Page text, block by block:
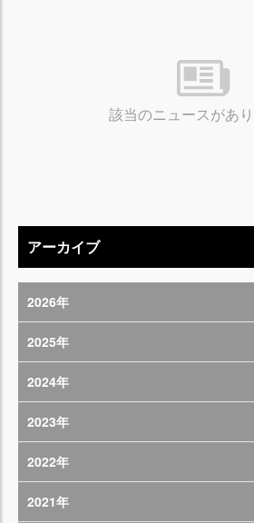
該当のニュースがあ
アーカイブ
2026年
2025年
2024年
2023年
2022年
2021年